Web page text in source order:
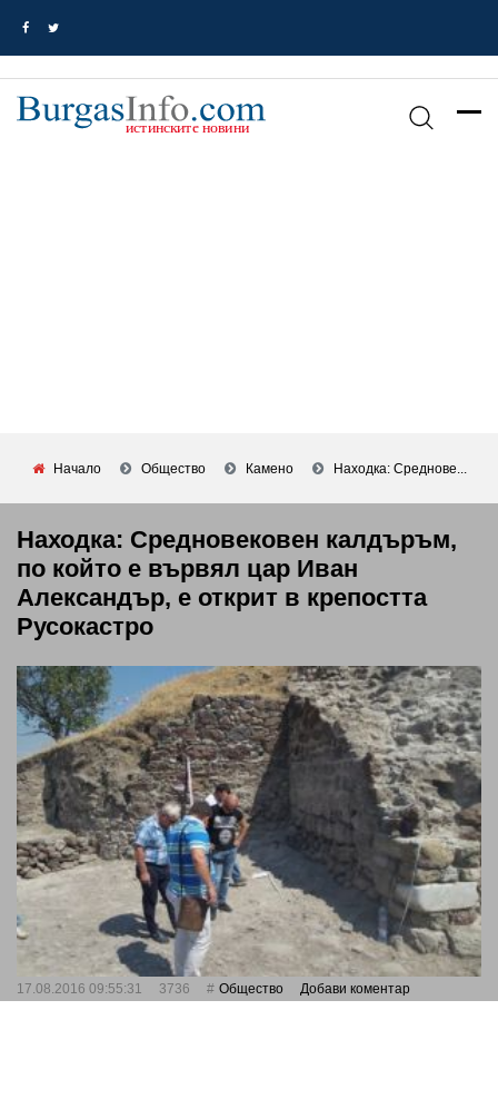
Начало Общество Камено Находка: Среднове...
Находка: Средновековен калдъръм,
по който е вървял цар Иван
Александър, е открит в крепостта
Русокастро
17.08.2016 09:55:31 3736 Общество Добави коментар